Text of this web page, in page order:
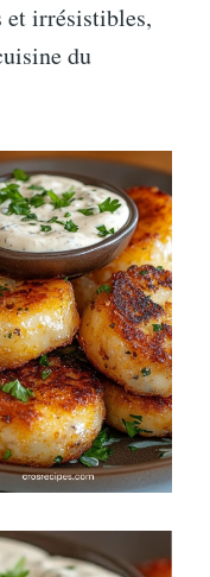
et irrésistibles,
du